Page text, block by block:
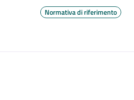
Normativa di riferimento